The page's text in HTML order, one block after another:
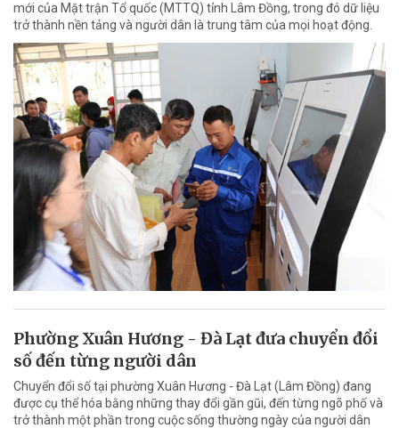
mới của Mặt trận Tổ quốc (MTTQ) tỉnh Lâm Đồng, trong đó dữ liệu
trở thành nền tảng và người dân là trung tâm của mọi hoạt động.
Phường Xuân Hương - Đà Lạt đưa chuyển đổi
số đến từng người dân
Chuyển đổi số tại phường Xuân Hương - Đà Lạt (Lâm Đồng) đang
được cụ thể hóa bằng những thay đổi gần gũi, đến từng ngõ phố và
trở thành một phần trong cuộc sống thường ngày của người dân